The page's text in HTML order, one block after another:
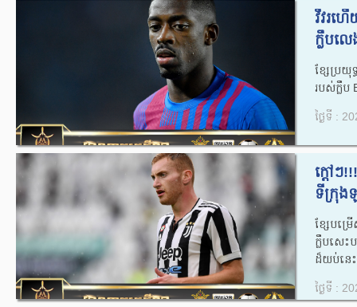
វីវរហ
ក្លឹបល
ខ្សែប្រយុ
របស់ក្លឹប
ថ្ងៃទី :
ក្តៅៗ
ទីក្រុង
ខ្សែបម្
ក្លឹបសេ
ដ៏យប់នេះ
ថ្ងៃទី :